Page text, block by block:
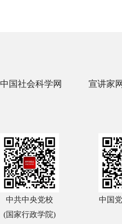
中国社会科学网 宣讲家
中共中央党校
(国家行政学院)
中国